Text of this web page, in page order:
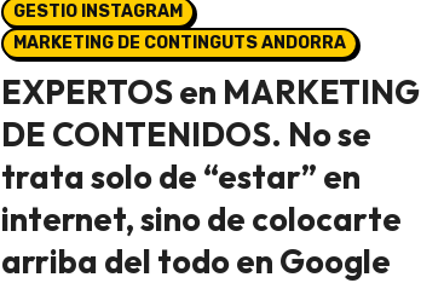
GESTIO INSTAGRAM
MARKETING DE CONTINGUTS ANDORRA
EXPERTOS en MARKETING
DE CONTENIDOS. No se
trata solo de “estar” en
internet, sino de colocarte
arriba del todo en Google